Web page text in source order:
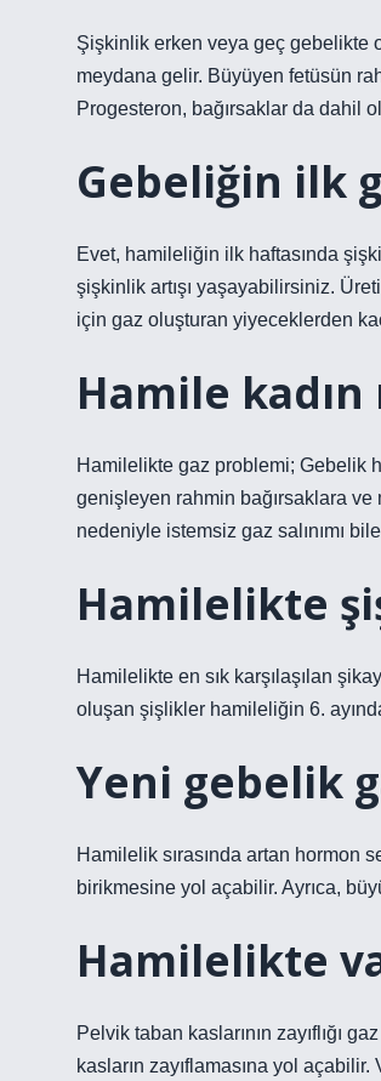
Şişkinlik erken veya geç gebelikte
meydana gelir. Büyüyen fetüsün
Progesteron, bağırsaklar da dahil
Gebeliğin ilk
Evet, hamileliğin ilk haftasında
şişkinlik artışı yaşayabilirsiniz.
için gaz oluşturan yiyeceklerden
Hamile kadın
Hamilelikte gaz problemi; Gebelik
genişleyen rahmin bağırsaklara ve
nedeniyle istemsiz gaz salınımı
Hamilelikte
Hamilelikte en sık karşılaşılan
oluşan şişlikler hamileliğin 6.
Yeni gebelik
Hamilelik sırasında artan hormon
birikmesine yol açabilir. Ayrıca,
Hamilelikte
Pelvik taban kaslarının zayıflığı
kasların zayıflamasına yol